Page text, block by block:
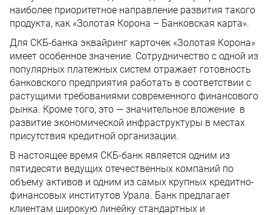
наиболее приоритетное направление развития такого
продукта, как «Золотая Корона – Банковская карта».
Для СКБ-банка эквайринг карточек «Золотая Корона»
имеет особенное значение. Сотрудничество с одной из
популярных платежных систем отражает готовность
банковского предприятия работать в соответствии с
растущими требованиями современного финансового
рынка. Кроме того, это — значительное вложение в
развитие экономической инфраструктуры в местах
присутствия кредитной организации.
В настоящее время СКБ-банк является одним из
пятидесяти ведущих отечественных компаний по
объему активов и одним из самых крупных кредитно-
финансовых институтов Урала. Банк предлагает
клиентам широкую линейку стандартных и